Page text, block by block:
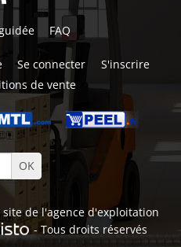
FAQ
Se connecter
S'inscrire
de vente
site de l'agence d'exploitation
- Tous droits réservés